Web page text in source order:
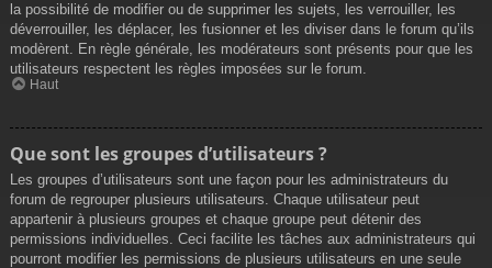
la possibilité de modifier ou de supprimer les sujets, les verrouiller, les
déverrouiller, les déplacer, les fusionner et les diviser dans le forum qu’ils
modèrent. En règle générale, les modérateurs sont présents pour que les
utilisateurs respectent les règles imposées sur le forum.
Haut
Que sont les groupes d’utilisateurs ?
Les groupes d’utilisateurs sont une façon pour les administrateurs du
forum de regrouper plusieurs utilisateurs. Chaque utilisateur peut
appartenir à plusieurs groupes et chaque groupe peut détenir des
permissions individuelles. Ceci facilite les tâches aux administrateurs qui
pourront modifier les permissions de plusieurs utilisateurs en une seule